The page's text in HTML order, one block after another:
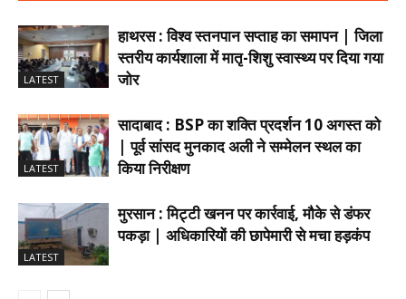
LATEST
हाथरस : विश्व स्तनपान सप्ताह का समापन | जिला
स्तरीय कार्यशाला में मातृ-शिशु स्वास्थ्य पर दिया गया
जोर
LATEST
सादाबाद : BSP का शक्ति प्रदर्शन 10 अगस्त को
| पूर्व सांसद मुनकाद अली ने सम्मेलन स्थल का
किया निरीक्षण
LATEST
मुरसान : मिट्टी खनन पर कार्रवाई, मौके से डंफर
पकड़ा | अधिकारियों की छापेमारी से मचा हड़कंप